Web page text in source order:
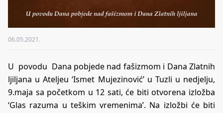
06.05.2021.
U povodu Dana pobjede nad fašizmom i Dana Zlatnih
ljiljana u Ateljeu ‘Ismet Mujezinović’ u Tuzli u nedjelju,
9.maja sa početkom u 12 sati, će biti otvorena izložba
‘Glas razuma u teškim vremenima’. Na izložbi će biti